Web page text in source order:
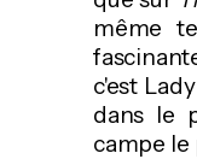
même
c'est
dans le
campe le